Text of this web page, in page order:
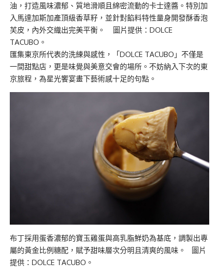
油，打造風味濃郁、質地滑順且綿密流動的卡士達醬。特別加
入馬達加斯加產頂級香草籽，並針對餡料特性量身開發酥香泡
芙皮，內外交織出完美平衡。 圖片提供：DOLCE
TACUBO。
匯集東京所代表的洗練與感性，「DOLCE TACUBO」不僅是
一間甜點店，更是味覺與美意交會的場所。不妨納入下次的東
京旅程，為星光饗宴畫下藝術感十足的句點。
布丁採用蛋香濃郁的寶玉雞蛋與高乳脂鮮奶為基底，調製出專
屬的黃金比例糖配，賦予甜味層次分明且清爽的風味。 圖片
提供：DOLCE TACUBO。